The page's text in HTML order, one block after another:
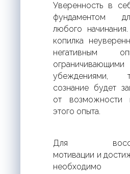
Уверенность в
фундаментом
любого
копилка
негативным
ограничивающими
сознание будет
от возможности
этого опыта.
Для
мотивации и
необходимо